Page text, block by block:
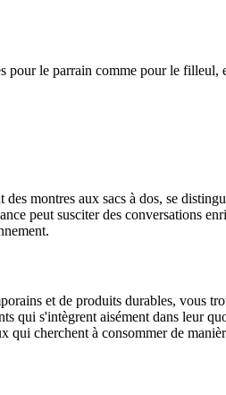
pour le parrain comme pour le filleul,
montres aux sacs à dos, se
peut susciter des conversations
et de produits durables, vous
qui s'intègrent aisément dans leur
qui cherchent à consommer de